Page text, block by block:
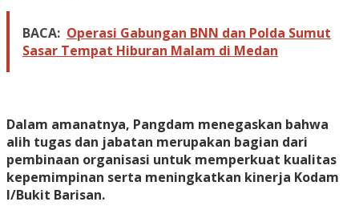
BACA: Operasi Gabungan BNN dan Polda Sumut
Sasar Tempat Hiburan Malam di Medan
Dalam amanatnya, Pangdam menegaskan bahwa
alih tugas dan jabatan merupakan bagian dari
pembinaan organisasi untuk memperkuat kualitas
kepemimpinan serta meningkatkan kinerja Kodam
I/Bukit Barisan.